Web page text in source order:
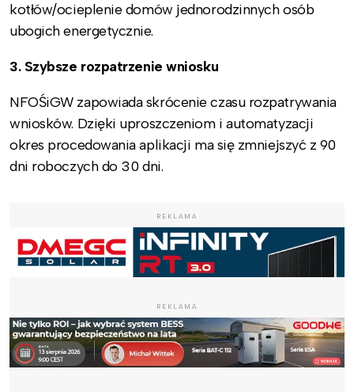
kotłów/ocieplenie domów jednorodzinnych osób
ubogich energetycznie.
3. Szybsze rozpatrzenie wniosku
NFOŚiGW zapowiada skrócenie czasu rozpatrywania
wniosków. Dzięki uproszczeniom i automatyzacji
okres procedowania aplikacji ma się zmniejszyć z 90
dni roboczych do 30 dni.
REKLAMA
REKLAMA